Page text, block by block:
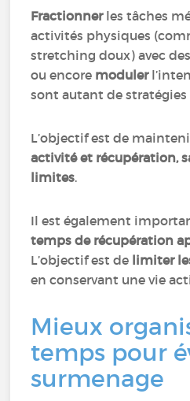
Fractionner les tâches
activités physiques
stretching doux) avec
ou encore moduler
sont autant de stratégies
L’objectif est de
activité et récupération,
limites.
Il est également
temps de récupération
L’objectif est de limiter
en conservant une vie
Mieux
temps pour
surmenage